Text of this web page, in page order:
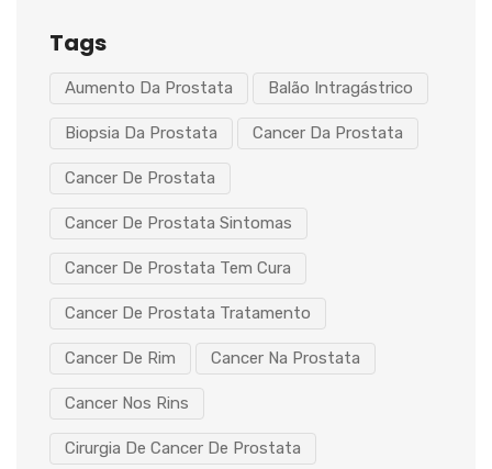
Tags
Aumento Da Prostata Balão Intragástrico
Biopsia Da Prostata Cancer Da Prostata
Cancer De Prostata
Cancer De Prostata Sintomas
Cancer De Prostata Tem Cura
Cancer De Prostata Tratamento
Cancer De Rim Cancer Na Prostata
Cancer Nos Rins
Cirurgia De Cancer De Prostata